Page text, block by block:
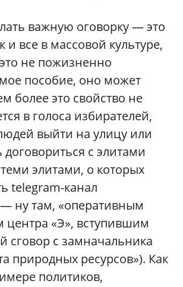
важную оговорку — это
и все в массовой культуре,
не пожизненно
пособие, оно может
более это свойство не
в голоса избирателей,
выйти на улицу или
договориться с элитами
элитами, о которых
telegram-канал
ну там, «оперативным
центра «Э», вступившим
сговор с замначальника
природных ресурсов»). Как
политиков,